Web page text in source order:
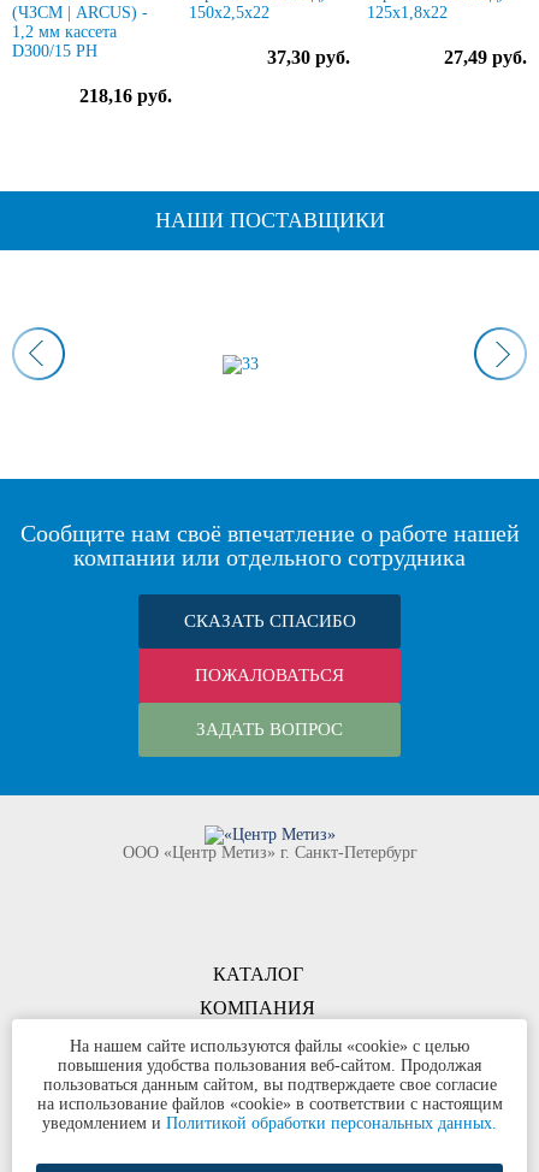
(ЧЗСМ | ARCUS) -
1,2 мм кассета
D300/15 РН
218,16 руб.
150х2,5х22
37,30 руб.
125х1,8х22
27,49 руб.
НАШИ ПОСТАВЩИКИ
Сообщите нам своё впечатление о работе нашей
компании или отдельного сотрудника
СКАЗАТЬ СПАСИБО
ПОЖАЛОВАТЬСЯ
ЗАДАТЬ ВОПРОС
КОМПАНИЯ
ООО «Центр Метиз» г. Санкт-Петербург
КАТАЛОГ
КОНТАКТЫ
©ООО «Центр Метиз» 2000-2026
Все права защищены
Политика конфиденциальности
На нашем сайте используются файлы «cookie» с целью
повышения удобства пользования веб-сайтом. Продолжая
пользоваться данным сайтом, вы подтверждаете свое согласие
на использование файлов «cookie» в соответствии с настоящим
уведомлением и Политикой обработки персональных данных.